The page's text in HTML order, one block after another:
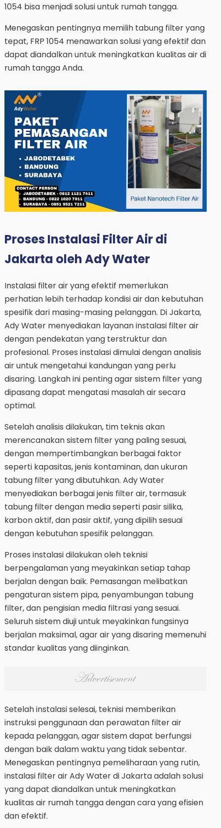
1054 bisa menjadi solusi untuk rumah tangga.
Menegaskan pentingnya memilih tabung filter yang
tepat, FRP 1054 menawarkan solusi yang efektif dan
dapat diandalkan untuk meningkatkan kualitas air di
rumah tangga Anda.
Proses Instalasi Filter Air di
Jakarta oleh Ady Water
Instalasi filter air yang efektif memerlukan
perhatian lebih terhadap kondisi air dan kebutuhan
spesifik dari masing-masing pelanggan. Di Jakarta,
Ady Water menyediakan layanan instalasi filter air
dengan pendekatan yang terstruktur dan
profesional. Proses instalasi dimulai dengan analisis
air untuk mengetahui kandungan yang perlu
disaring. Langkah ini penting agar sistem filter yang
dipasang dapat mengatasi masalah air secara
optimal.
Setelah analisis dilakukan, tim teknis akan
merencanakan sistem filter yang paling sesuai,
dengan mempertimbangkan berbagai faktor
seperti kapasitas, jenis kontaminan, dan ukuran
tabung filter yang dibutuhkan. Ady Water
menyediakan berbagai jenis filter air, termasuk
tabung filter dengan media seperti pasir silika,
karbon aktif, dan pasir aktif, yang dipilih sesuai
dengan kebutuhan spesifik pelanggan.
Proses instalasi dilakukan oleh teknisi
berpengalaman yang meyakinkan setiap tahap
berjalan dengan baik. Pemasangan melibatkan
pengaturan sistem pipa, penyambungan tabung
filter, dan pengisian media filtrasi yang sesuai.
Seluruh sistem diuji untuk meyakinkan fungsinya
berjalan maksimal, agar air yang disaring memenuhi
standar kualitas yang diinginkan.
Setelah instalasi selesai, teknisi memberikan
instruksi penggunaan dan perawatan filter air
kepada pelanggan, agar sistem dapat berfungsi
dengan baik dalam waktu yang tidak sebentar.
Menegaskan pentingnya pemeliharaan yang rutin,
instalasi filter air Ady Water di Jakarta adalah solusi
yang dapat diandalkan untuk meningkatkan
kualitas air rumah tangga dengan cara yang efisien
dan efektif.